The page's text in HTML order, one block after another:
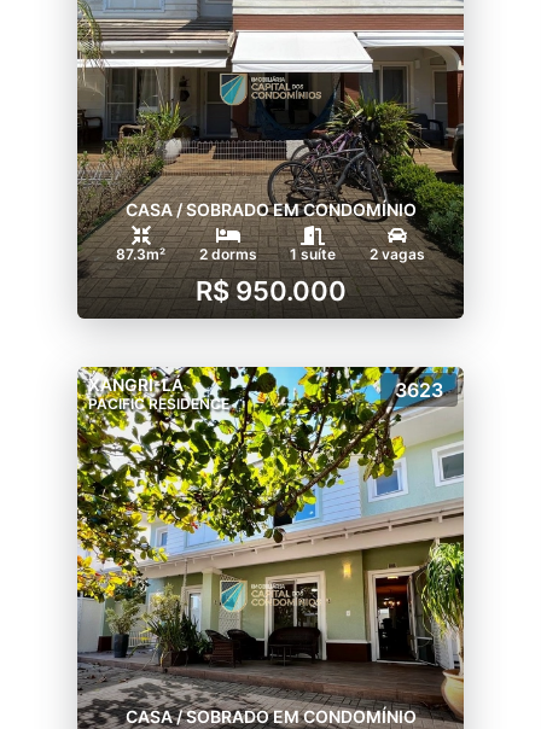
CASA / SOBRADO EM CONDOMÍNIO
87.3m² 2 dorms 1 suíte 2 vagas
R$ 950.000
XANGRI-LÁ
PACIFIC RESIDENCE
3623
CASA / SOBRADO EM CONDOMÍNIO